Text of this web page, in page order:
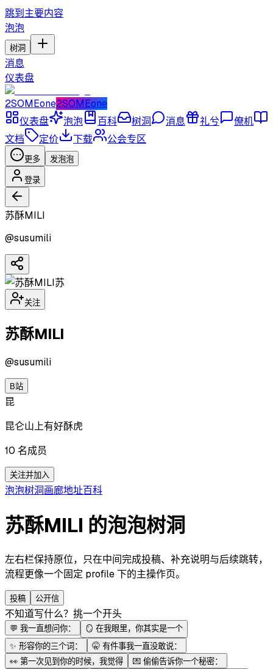
跳到主要内容
泡泡
树洞
消息
仪表盘
2SOMEone2SOMEone
仪表盘
泡泡 百科 树洞 消息 礼兮
僚机
文档
定价 下载 公会专区
更多 发泡泡
登录
苏酥MILI
@susumili
苏
关注
苏酥MILI
@susumili
B站
昆
昆仑山上有好酥虎
10 名成员
关注并加入
泡泡树洞画廊地址百科
苏酥MILI 的泡泡树洞
左右栏保持原位，只在中间完成投稿、补充说明与后续跳转，
流程更像一个固定 profile 下的主操作页。
投稿 公开信
不知道写什么？挑一个开头
💬 我一直想问你： 🪞 在我眼里，你其实是一个
✨ 形容你的三个词： 🤫 有件事我一直没敢说：
👀 第一次见到你的时候，我觉得 💌 偷偷告诉你一个秘密：